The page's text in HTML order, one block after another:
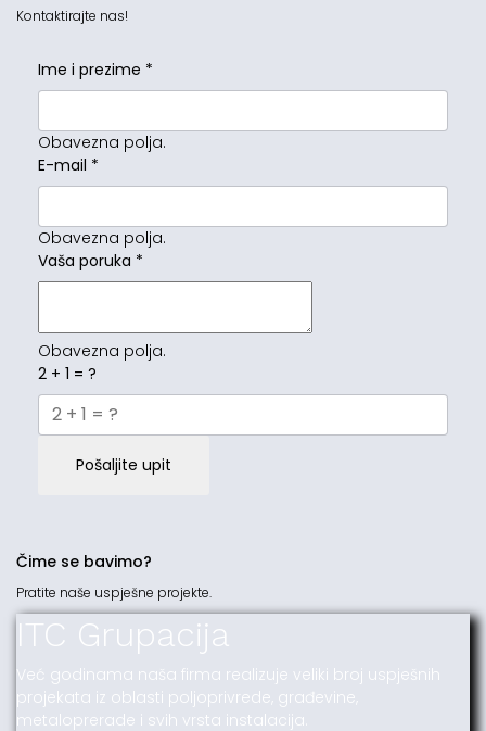
Kontaktirajte nas!
Ime i prezime *
Obavezna polja.
E-mail *
Obavezna polja.
Vaša poruka *
Obavezna polja.
2 + 1 = ?
Pošaljite upit
Čime se bavimo?
Pratite naše uspješne projekte.
ITC Grupacija
Već godinama naša firma realizuje veliki broj uspješnih
projekata iz oblasti poljoprivrede, građevine,
metaloprerade i svih vrsta instalacija.